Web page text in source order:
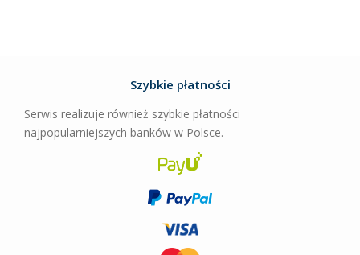
Szybkie płatności
Serwis realizuje również szybkie płatności
najpopularniejszych banków w Polsce.